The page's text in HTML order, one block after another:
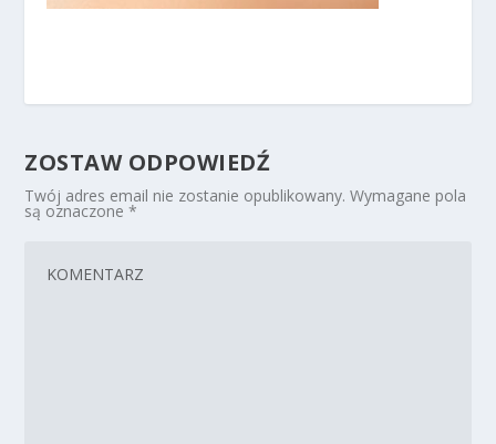
ZOSTAW ODPOWIEDŹ
Twój adres email nie zostanie opublikowany. Wymagane pola
są oznaczone*